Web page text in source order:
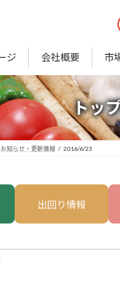
ジ 会社概要 市
トッ
知らせ・更新情報 2016/6/23
出回り情報